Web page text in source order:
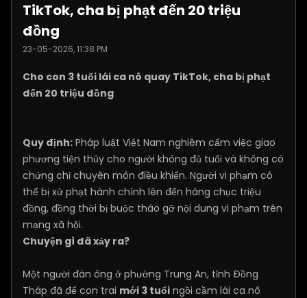
TikTok, cha bị phạt đến 20 triệu
đồng
23-05-2026, 11:38 PM
Cho con 3 tuổi lái ca nô quay TikTok, cha bị phạt
đến 20 triệu đồng
Quy định: Pháp luật Việt Nam nghiêm cấm việc giao
phương tiện thủy cho người không đủ tuổi và không có
chứng chỉ chuyên môn điều khiển. Người vi phạm có
thể bị xử phạt hành chính lên đến hàng chục triệu
đồng, đồng thời bị buộc tháo gỡ nội dung vi phạm trên
mạng xã hội.
Chuyện gì đã xảy ra?
Một người đàn ông ở phường Trung An, tỉnh Đồng
Tháp đã để con trai mới 3 tuổi ngồi cầm lái ca nô